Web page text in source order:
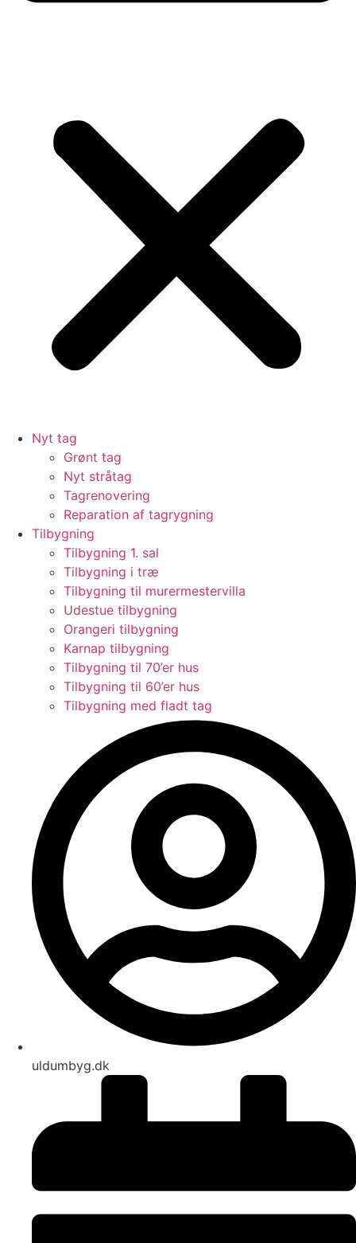
Nyt tag
Grønt tag
Nyt stråtag
Tagrenovering
Reparation af tagrygning
Tilbygning
Tilbygning 1. sal
Tilbygning i træ
Tilbygning til murermestervilla
Udestue tilbygning
Orangeri tilbygning
Karnap tilbygning
Tilbygning til 70’er hus
Tilbygning til 60’er hus
Tilbygning med fladt tag
uldumbyg.dk